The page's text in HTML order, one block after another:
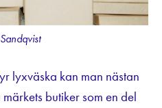
lyxväska kan man nästan
butiker som en del